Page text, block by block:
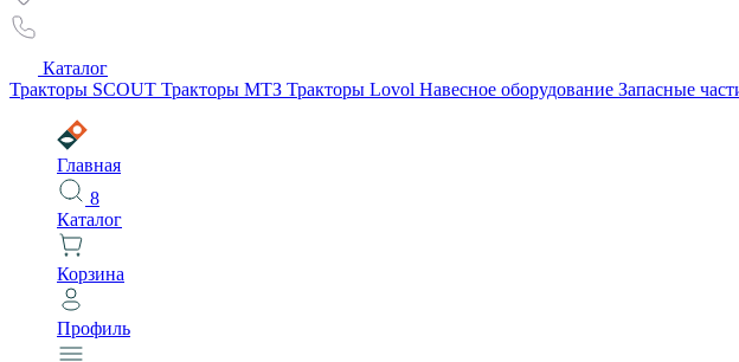
Каталог
Тракторы SCOUT Тракторы МТЗ Тракторы Lovol Навесное оборудование Запасные
Главная
8
Каталог
Корзина
Профиль